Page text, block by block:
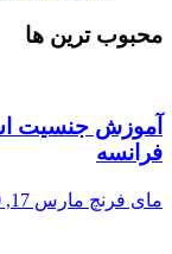
محبوب ترین ها
آموزش جنسیت
فرانسه
مای فرنچ مارس 17, 2020